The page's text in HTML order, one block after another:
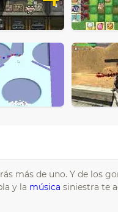
más de uno. Y de los
y la música siniestra te